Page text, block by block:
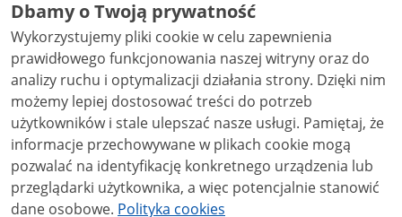
audio i wideo, są udostępniane na licencji typu
Creative Commons: uznanie autorstwa użycie
niekomercyjne - bez utworów zależnych 4.0 (CC BY-
NC-ND 4.0), o ile nie jest to stwierdzone inaczej.
Dbamy o Twoją prywatność
Wykorzystujemy pliki cookie w celu zapewnienia
prawidłowego funkcjonowania naszej witryny oraz do
analizy ruchu i optymalizacji działania strony. Dzięki nim
możemy lepiej dostosować treści do potrzeb
użytkowników i stale ulepszać nasze usługi. Pamiętaj, że
informacje przechowywane w plikach cookie mogą
pozwalać na identyfikację konkretnego urządzenia lub
przeglądarki użytkownika, a więc potencjalnie stanowić
dane osobowe. Polityka cookies